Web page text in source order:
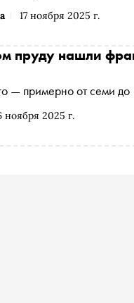
17 ноября 2025 г.
ноября 2025 г.
пруду нашли
— примерно от семи до